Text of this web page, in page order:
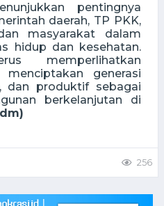
pentingnya
daerah, TP PKK,
masyarakat dalam
hidup dan kesehatan.
memperlihatkan
generasi
dan produktif sebagai
berkelanjutan di
256